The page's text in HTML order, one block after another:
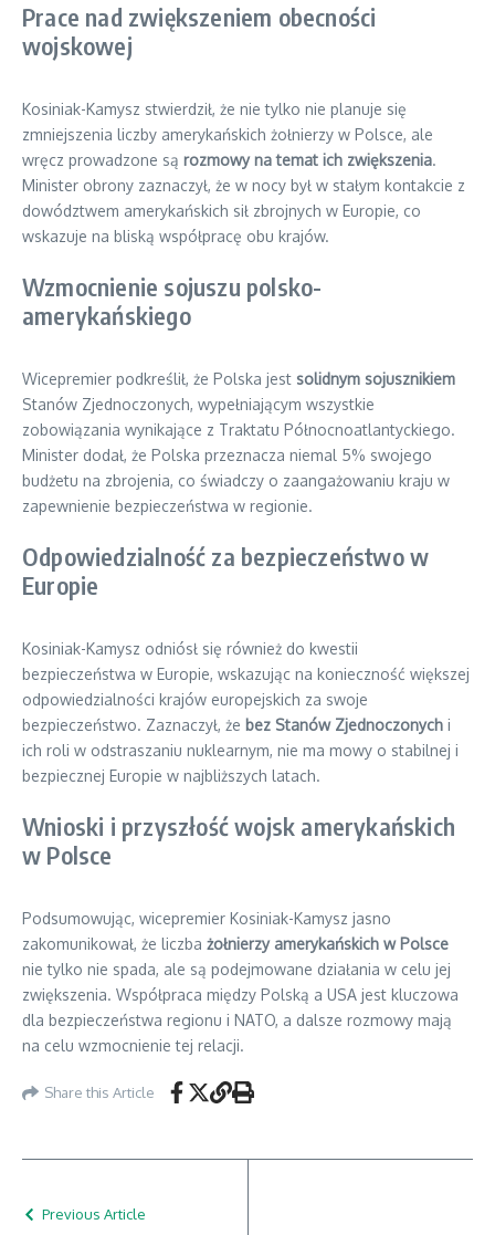
Prace nad zwiększeniem obecności
wojskowej
Kosiniak-Kamysz stwierdził, że nie tylko nie planuje się
zmniejszenia liczby amerykańskich żołnierzy w Polsce, ale
wręcz prowadzone są rozmowy na temat ich zwiększenia.
Minister obrony zaznaczył, że w nocy był w stałym kontakcie z
dowództwem amerykańskich sił zbrojnych w Europie, co
wskazuje na bliską współpracę obu krajów.
Wzmocnienie sojuszu polsko-
amerykańskiego
Wicepremier podkreślił, że Polska jest solidnym sojusznikiem
Stanów Zjednoczonych, wypełniającym wszystkie
zobowiązania wynikające z Traktatu Północnoatlantyckiego.
Minister dodał, że Polska przeznacza niemal 5% swojego
budżetu na zbrojenia, co świadczy o zaangażowaniu kraju w
zapewnienie bezpieczeństwa w regionie.
Odpowiedzialność za bezpieczeństwo w
Europie
Kosiniak-Kamysz odniósł się również do kwestii
bezpieczeństwa w Europie, wskazując na konieczność większej
odpowiedzialności krajów europejskich za swoje
bezpieczeństwo. Zaznaczył, że bez Stanów Zjednoczonych i
ich roli w odstraszaniu nuklearnym, nie ma mowy o stabilnej i
bezpiecznej Europie w najbliższych latach.
Wnioski i przyszłość wojsk amerykańskich
w Polsce
Podsumowując, wicepremier Kosiniak-Kamysz jasno
zakomunikował, że liczba żołnierzy amerykańskich w Polsce
nie tylko nie spada, ale są podejmowane działania w celu jej
zwiększenia. Współpraca między Polską a USA jest kluczowa
dla bezpieczeństwa regionu i NATO, a dalsze rozmowy mają
na celu wzmocnienie tej relacji.
Share this Article
Previous Article